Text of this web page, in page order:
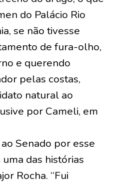
do Palácio Rio
se não tivesse
de fura-olho,
e querendo
pelas costas,
natural ao
por Cameli, em
Senado por esse
das histórias
Rocha. “Fui